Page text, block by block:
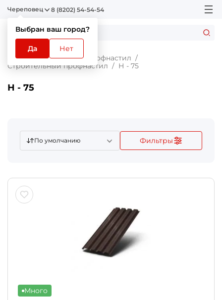
Череповец
Выбран ваш город?
Да Нет
8 (8202) 54-54-54
Главная Каталог
Профнастил
Строительный профнастил
Н - 75
Н - 75
По умолчанию Фильтры
Много